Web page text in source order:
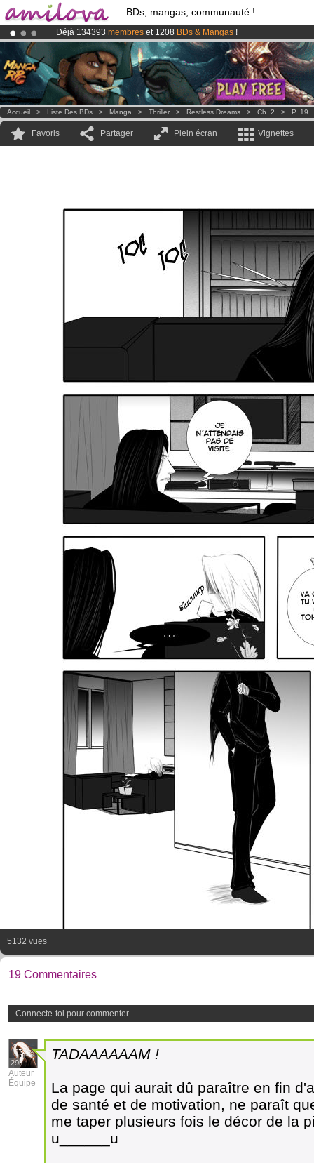
BDs, mangas, communauté !
Déjà 134393 membres et 1208 BDs & Mangas !
Abonnement premium: à partir de3.95 eurospar mois !Clique ici
LeKickstarter Amilova est désormais lancé
Accueil > Liste Des BDs > Manga > Thriller > Restless Dreams > Ch. 2 > P. 19
Favoris Partager Plein écran Vignettes
5132 vues
19 Commentaires
Connecte-toi pour commenter
29
Auteur
Équipe
TADAAAAAAM !
La page qui aurait dû paraître en fin
de santé et de motivation, ne paraît
me taper plusieurs fois le décor de la
u______u